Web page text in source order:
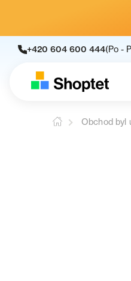
+420 604 600 444(Po -
Obchod byl